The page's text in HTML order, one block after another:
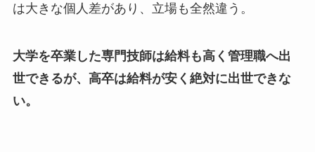
は大きな個人差があり、立場も全然違う。
大学を卒業した専門技師は給料も高く管理職へ出
世できるが、高卒は給料が安く絶対に出世できな
い。